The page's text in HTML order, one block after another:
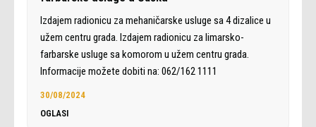
Izdajem radionicu za mehaničarske usluge sa 4 dizalice u
užem centru grada. Izdajem radionicu za limarsko-
farbarske usluge sa komorom u užem centru grada.
Informacije možete dobiti na: 062/162 1111
30/08/2024
OGLASI